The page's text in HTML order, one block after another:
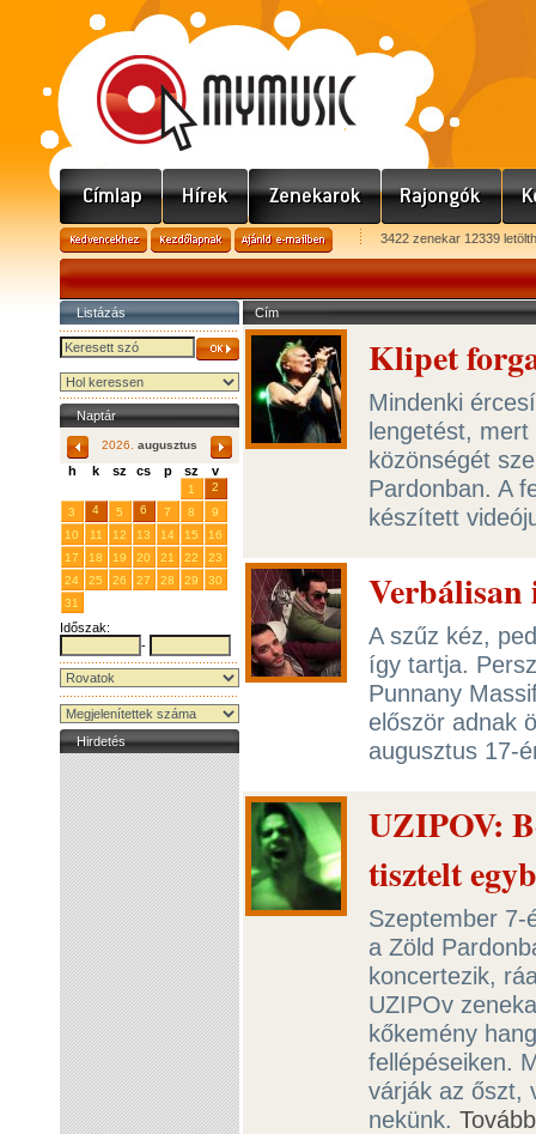
3422 zenekar 12339
Listázás
Naptár
2026. augusztus
h k sz cs p sz v
1
2
3
4 5 6 7 8
9
10
11 12 13 14 15
16
17
18 19 20 21 22
23
24
25 26 27 28 29
30
31
Időszak:
-
Hirdetés
Cím
Klipet
Mindenki
lengetést,
közönségét
Pardonban. A
készített
A szűz kéz,
így tartja.
Punnany
először adnak
augusztus 17-
UZIPOV:
tisztelt
Szeptember 7-
a Zöld
koncertezik,
UZIPOv
kőkemény
fellépéseiken.
várják az őszt,
nekünk. Tovább